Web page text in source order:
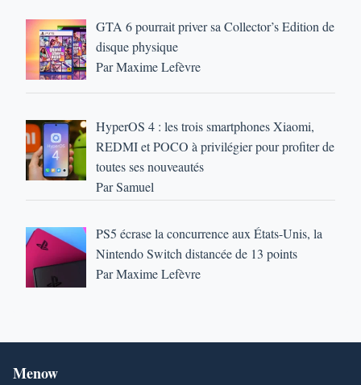
GTA 6 pourrait priver sa Collector’s Edition de
disque physique
Par Maxime Lefèvre
HyperOS 4 : les trois smartphones Xiaomi,
REDMI et POCO à privilégier pour profiter de
toutes ses nouveautés
Par Samuel
PS5 écrase la concurrence aux États-Unis, la
Nintendo Switch distancée de 13 points
Par Maxime Lefèvre
Menow